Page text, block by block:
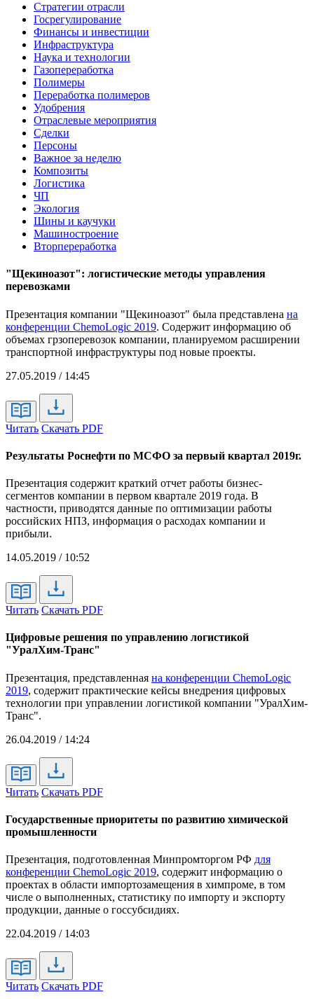
Стратегии отрасли
Госрегулирование
Финансы и инвестиции
Инфраструктура
Наука и технологии
Газопереработка
Полимеры
Переработка полимеров
Удобрения
Отраслевые мероприятия
Сделки
Персоны
Важное за неделю
Композиты
Логистика
ЧП
Экология
Шины и каучуки
Машиностроение
Вторпереработка
"Щекиноазот": логистические методы управления
перевозками
Презентация компании "Щекиноазот" была представлена на
конференции ChemoLogic 2019. Содержит информацию об
объемах грзоперевозок компании, планируемом расширении
транспортной инфраструктуры под новые проекты.
27.05.2019 / 14:45
Читать Скачать PDF
Результаты Роснефти по МСФО за первый квартал 2019г.
Презентация содержит краткий отчет работы бизнес-
сегментов компании в первом квартале 2019 года. В
частности, приводятся данные по оптимизации работы
российских НПЗ, информация о расходах компании и
прибыли.
14.05.2019 / 10:52
Читать Скачать PDF
Цифровые решения по управлению логистикой
"УралХим-Транс"
Презентация, представленная на конференции ChemoLogic
2019, содержит практические кейсы внедрения цифровых
технологии при управлении логистикой компании "УралХим-
Транс".
26.04.2019 / 14:24
Читать Скачать PDF
Государственные приоритеты по развитию химической
промышленности
Презентация, подготовленная Минпромторгом РФ для
конференции ChemoLogic 2019, содержит информацию о
проектах в области импортозамещения в химпроме, в том
числе о выполненных, статистику по импорту и экспорту
продукции, данные о госсубсидиях.
22.04.2019 / 14:03
Читать Скачать PDF